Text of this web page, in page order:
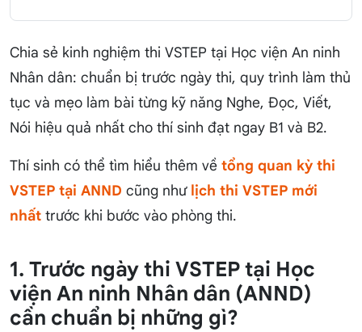
Chia sẻ kinh nghiệm thi VSTEP tại Học viện An ninh
Nhân dân: chuẩn bị trước ngày thi, quy trình làm thủ
tục và mẹo làm bài từng kỹ năng Nghe, Đọc, Viết,
Nói hiệu quả nhất cho thí sinh đạt ngay B1 và B2.
Thí sinh có thể tìm hiểu thêm về tổng quan kỳ thi
VSTEP tại ANND cũng như lịch thi VSTEP mới
nhất trước khi bước vào phòng thi.
1. Trước ngày thi VSTEP tại Học
viện An ninh Nhân dân (ANND)
cần chuẩn bị những gì?